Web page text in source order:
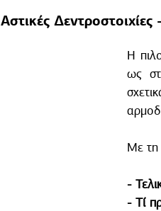
Αστικές
Η
ως
Με τη
-
- Τί